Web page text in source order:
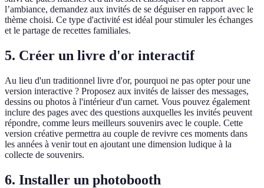
l’ambiance, demandez aux invités de se déguiser en rapport avec le
thème choisi. Ce type d'activité est idéal pour stimuler les échanges
et le partage de recettes familiales.
5. Créer un livre d'or interactif
Au lieu d'un traditionnel livre d'or, pourquoi ne pas opter pour une
version interactive ? Proposez aux invités de laisser des messages,
dessins ou photos à l'intérieur d'un carnet. Vous pouvez également
inclure des pages avec des questions auxquelles les invités peuvent
répondre, comme leurs meilleurs souvenirs avec le couple. Cette
version créative permettra au couple de revivre ces moments dans
les années à venir tout en ajoutant une dimension ludique à la
collecte de souvenirs.
6. Installer un photobooth